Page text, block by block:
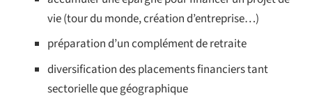
vie (tour du monde, création d’entreprise…)
préparation d’un complément de retraite
diversification des placements financiers tant
sectorielle que géographique